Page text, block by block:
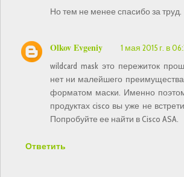
Но тем не менее спасибо за труд.
Olkov Evgeniy
1 мая 2015 г. в
wildcard mask это пережиток
нет ни малейшего
форматом маски. Именно
продуктах cisco вы уже не
Попробуйте ее найти в Cisco ASA.
Ответить